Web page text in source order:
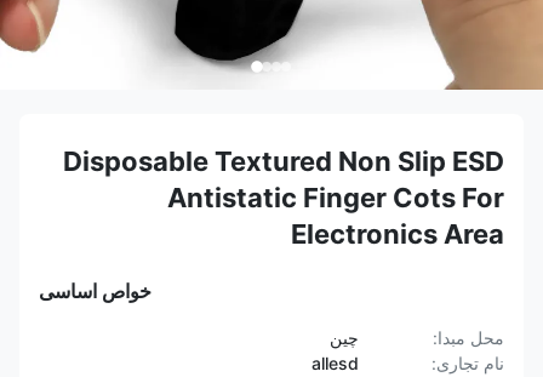
Disposable Textured Non Slip ESD
Antistatic Finger Cots For
Electronics Area
خواص اساسی
محل مبدا:
چین
نام تجاری:
allesd